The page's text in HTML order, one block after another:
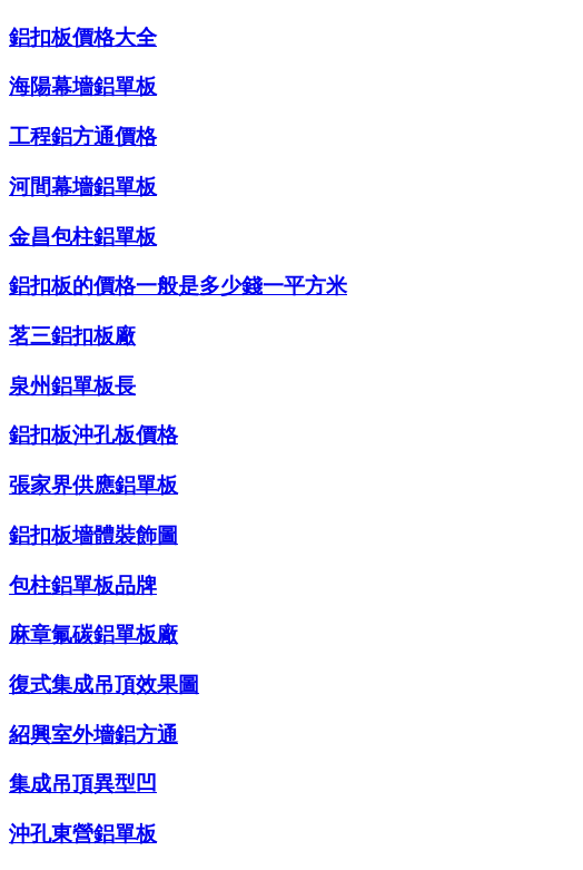
鋁扣板價格大全
海陽幕墻鋁單板
工程鋁方通價格
河間幕墻鋁單板
金昌包柱鋁單板
鋁扣板的價格一般是多少錢一平方米
茗三鋁扣板廠
泉州鋁單板長
鋁扣板沖孔板價格
張家界供應鋁單板
鋁扣板墻體裝飾圖
包柱鋁單板品牌
麻章氟碳鋁單板廠
復式集成吊頂效果圖
紹興室外墻鋁方通
集成吊頂異型凹
沖孔東營鋁單板